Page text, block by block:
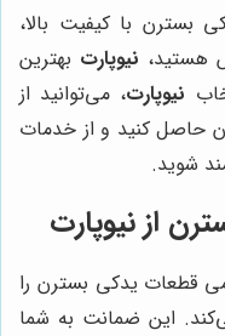
بسترن با کیفیت بالا،
هستید، نیوپارت بهترین
نیوپارت، می‌توانید از
حاصل کنید و از خدمات
شوید.
از نیوپارت
قطعات یدکی بسترن را
این ضمانت به شما